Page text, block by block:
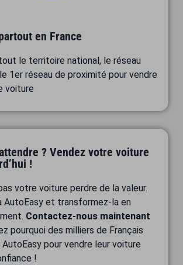
en France
le territoire national, le réseau
1er réseau de proximité pour vendre
voiture
? Vendez votre voiture
!
votre voiture perdre de la valeur.
AutoEasy et transformez-la en
Contactez-nous maintenant
pourquoi des milliers de Français
pour vendre leur voiture
!